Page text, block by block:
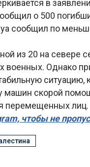
в
о 500
сообщил по
из 20 на севере
военных. Однако
ситуацию,
машин скорой
перемещенных лиц.
чтобы не